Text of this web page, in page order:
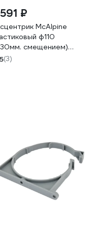
₽
McAlpine
ф110
смещением)
13
5(3)